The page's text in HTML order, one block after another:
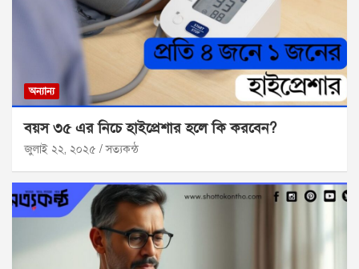
অন্যান্য
বয়স ৩৫ এর নিচে হাইপ্রেশার হলে কি করবেন?
জুলাই ২২, ২০২৫ সত্যকন্ঠ